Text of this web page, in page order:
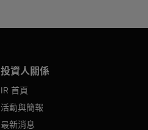
投資人關係
IR 首頁
活動與簡報
最新消息